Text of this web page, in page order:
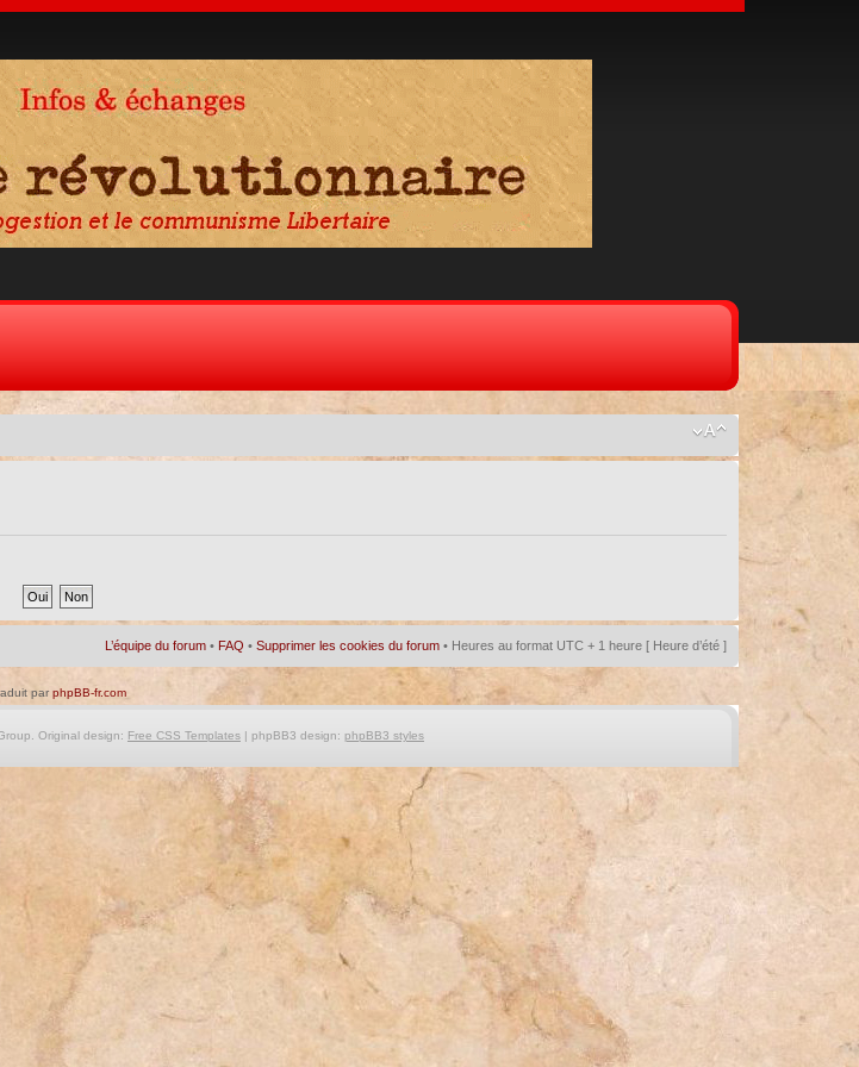
L’équipe du forum • FAQ •Supprimer les cookies du forum • Heures au format UTC + 1 heure [ Heure d’été ]
parphpBB-fr.com
Original design: Free CSS Templates| phpBB3 design: phpBB3 styles